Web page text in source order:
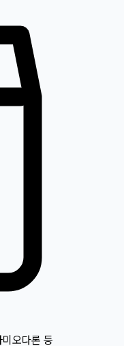
오다론 등